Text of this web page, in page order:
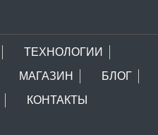
ТЕХНОЛОГИИ
МАГАЗИН
БЛОГ
КОНТАКТЫ